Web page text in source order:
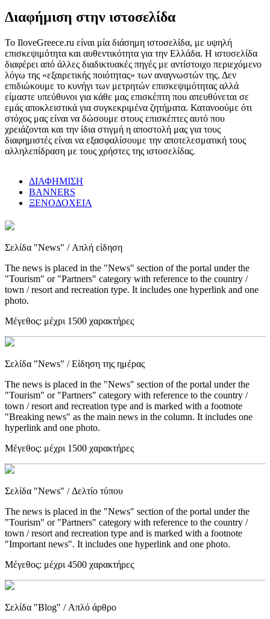
Διαφήμιση στην ιστοσελίδα
Το IloveGreece.ru είναι μία διάσημη ιστοσελίδα, με υψηλή
επισκεψιμότητα και αυθεντικότητα για την Ελλάδα. Η ιστοσελίδα
διαφέρει από άλλες διαδικτυακές πηγές με αντίστοιχο περιεχόμενο
λόγω της «εξαιρετικής ποιότητας» των αναγνωστών της. Δεν
επιδιώκουμε το κυνήγι των μετρητών επισκεψιμότητας αλλά
είμαστε υπεύθυνοι για κάθε μας επισκέπτη που απευθύνεται σε
εμάς αποκλειστικά για συγκεκριμένα ζητήματα. Κατανοούμε ότι
στόχος μας είναι να δώσουμε στους επισκέπτες αυτό που
χρειάζονται και την ίδια στιγμή η αποστολή μας για τους
διαφημιστές είναι να εξασφαλίσουμε την αποτελεσματική τους
αλληλεπίδραση με τους χρήστες της ιστοσελίδας.
ΔΙΑΦΗΜΙΣΗ
BANNERS
ΞΕΝΟΔΟΧΕΙΑ
Σελίδα "News" / Απλή είδηση
The news is placed in the "News" section of the portal under the
"Tourism" or "Partners" category with reference to the country /
town / resort and recreation type. It includes one hyperlink and one
photo.
Μέγεθος: μέχρι 1500 χαρακτήρες
Σελίδα "News" / Είδηση της ημέρας
The news is placed in the "News" section of the portal under the
"Tourism" or "Partners" category with reference to the country /
town / resort and recreation type and is marked with a footnote
"Breaking news" as the main news in the column. It includes one
hyperlink and one photo.
Μέγεθος: μέχρι 1500 χαρακτήρες
Σελίδα "News" / Δελτίο τύπου
The news is placed in the "News" section of the portal under the
"Tourism" or "Partners" category with reference to the country /
town / resort and recreation type and is marked with a footnote
"Important news". It includes one hyperlink and one photo.
Μέγεθος: μέχρι 4500 χαρακτήρες
Σελίδα "Blog" / Απλό άρθρο